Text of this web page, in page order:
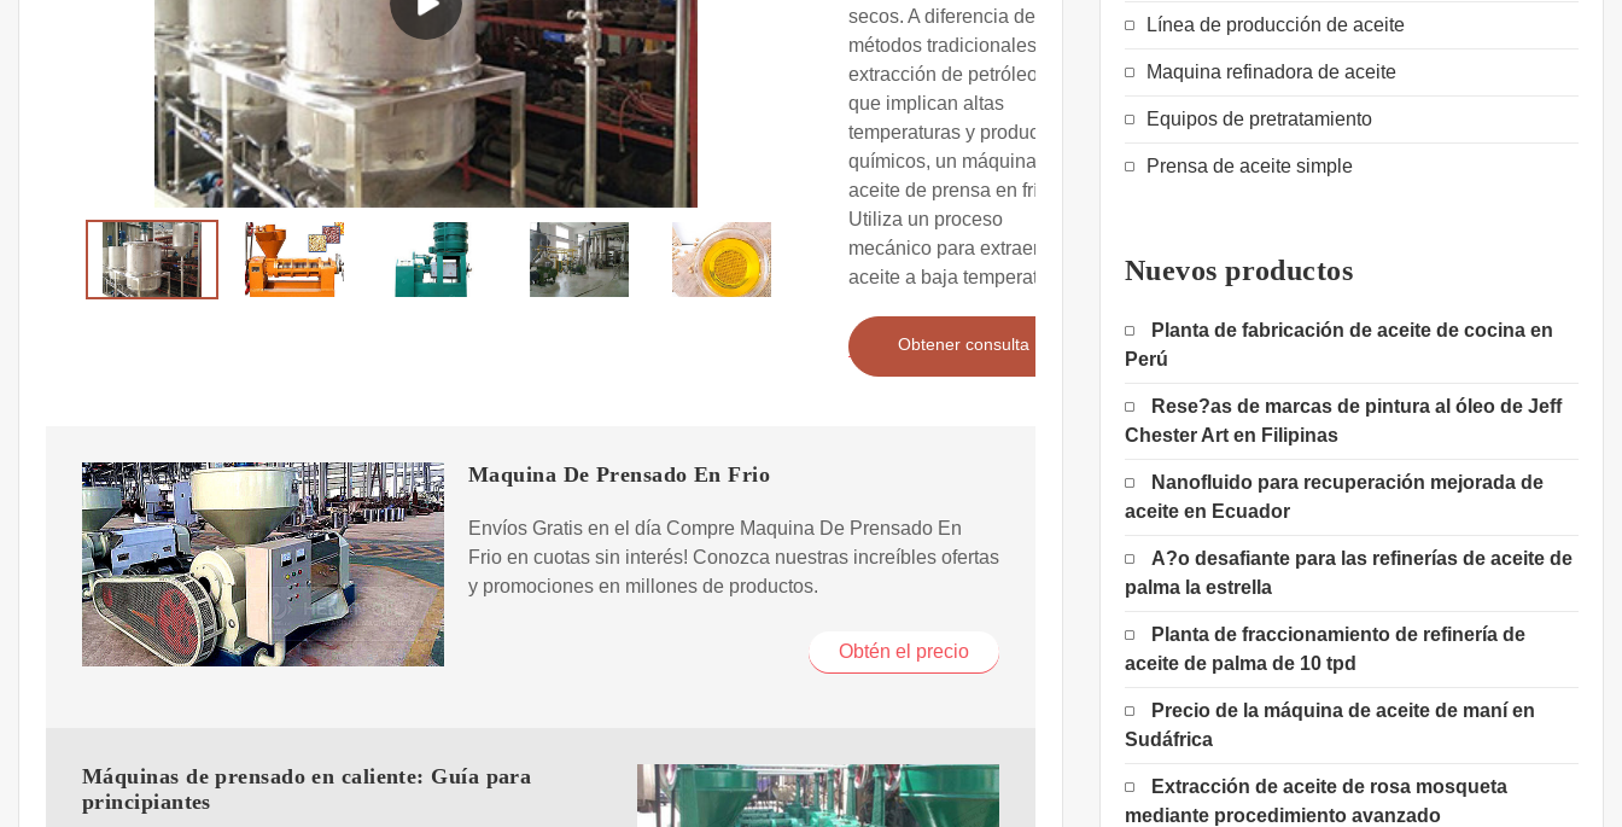
secos. A diferencia de los
métodos tradicionales de
extracción de petróleo,
que implican altas
temperaturas y productos
químicos, un máquina de
aceite de prensa en frío
Utiliza un proceso
mecánico para extraer
aceite a baja temperatura.
Obtener consulta
Maquina De Prensado En Frio
Envíos Gratis en el día Compre Maquina De Prensado En
Frio en cuotas sin interés! Conozca nuestras increíbles ofertas
y promociones en millones de productos.
Obtén el precio
Máquinas de prensado en caliente: Guía para
principiantes
Línea de producción de aceite
Maquina refinadora de aceite
Equipos de pretratamiento
Prensa de aceite simple
Nuevos productos
Planta de fabricación de aceite de cocina en
Perú
Rese?as de marcas de pintura al óleo de Jeff
Chester Art en Filipinas
Nanofluido para recuperación mejorada de
aceite en Ecuador
A?o desafiante para las refinerías de aceite de
palma la estrella
Planta de fraccionamiento de refinería de
aceite de palma de 10 tpd
Precio de la máquina de aceite de maní en
Sudáfrica
Extracción de aceite de rosa mosqueta
mediante procedimiento avanzado